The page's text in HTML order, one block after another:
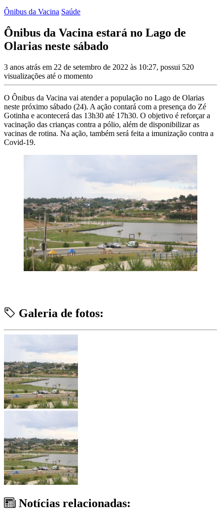
Ônibus da Vacina Saúde
Ônibus da Vacina estará no Lago de
Olarias neste sábado
3 anos atrás em 22 de setembro de 2022 às 10:27, possui 520
visualizações até o momento
O Ônibus da Vacina vai atender a população no Lago de Olarias
neste próximo sábado (24). A ação contará com a presença do Zé
Gotinha e acontecerá das 13h30 até 17h30. O objetivo é reforçar a
vacinação das crianças contra a pólio, além de disponibilizar as
vacinas de rotina. Na ação, também será feita a imunização contra a
Covid-19.
Galeria de fotos:
Notícias relacionadas: